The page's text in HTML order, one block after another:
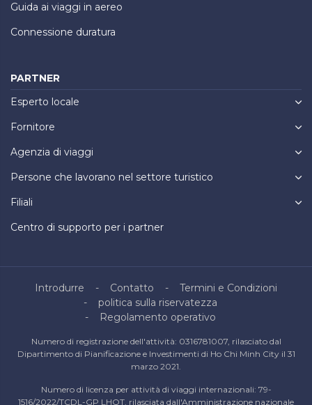
Guida ai viaggi in aereo
Connessione duratura
PARTNER
Esperto locale
Fornitore
Agenzia di viaggi
Persone che lavorano nel settore turistico
Filiali
Centro di supporto per i partner
Introdurre Contatto
Termini e Condizioni
politica sulla riservatezza
Regolamento operativo
Numero di registrazione dell'attività: 0316781007, rilasciato dal
Dipartimento di Pianificazione e Investimenti di Ho Chi Minh City il 31
marzo 2021.
Numero di licenza per attività di viaggi internazionali: 79-
1516/2022/TCDL-GP LHQT, rilasciata dall'Amministrazione nazionale